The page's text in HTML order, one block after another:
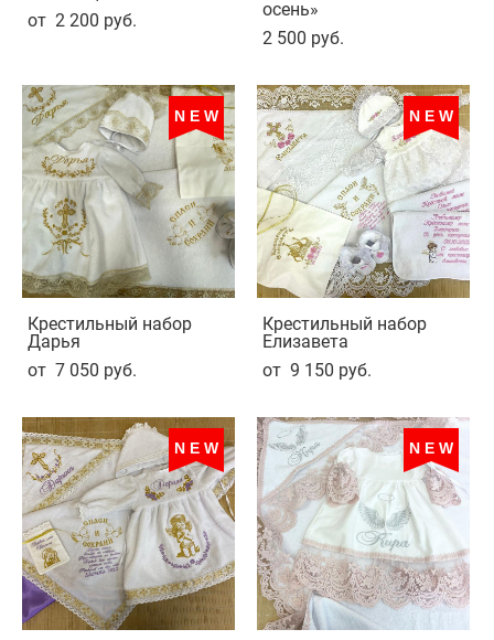
от 2 200 pуб.
осень»
2 500 pуб.
NEW
Крестильный набор
Дарья
от 7 050 pуб.
NEW
Крестильный набор
Елизавета
от 9 150 pуб.
NEW NEW